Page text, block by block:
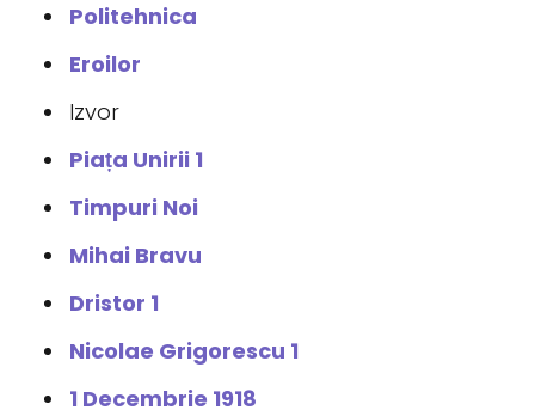
Politehnica
Eroilor
Izvor
Piața Unirii 1
Timpuri Noi
Mihai Bravu
Dristor 1
Nicolae Grigorescu 1
1 Decembrie 1918